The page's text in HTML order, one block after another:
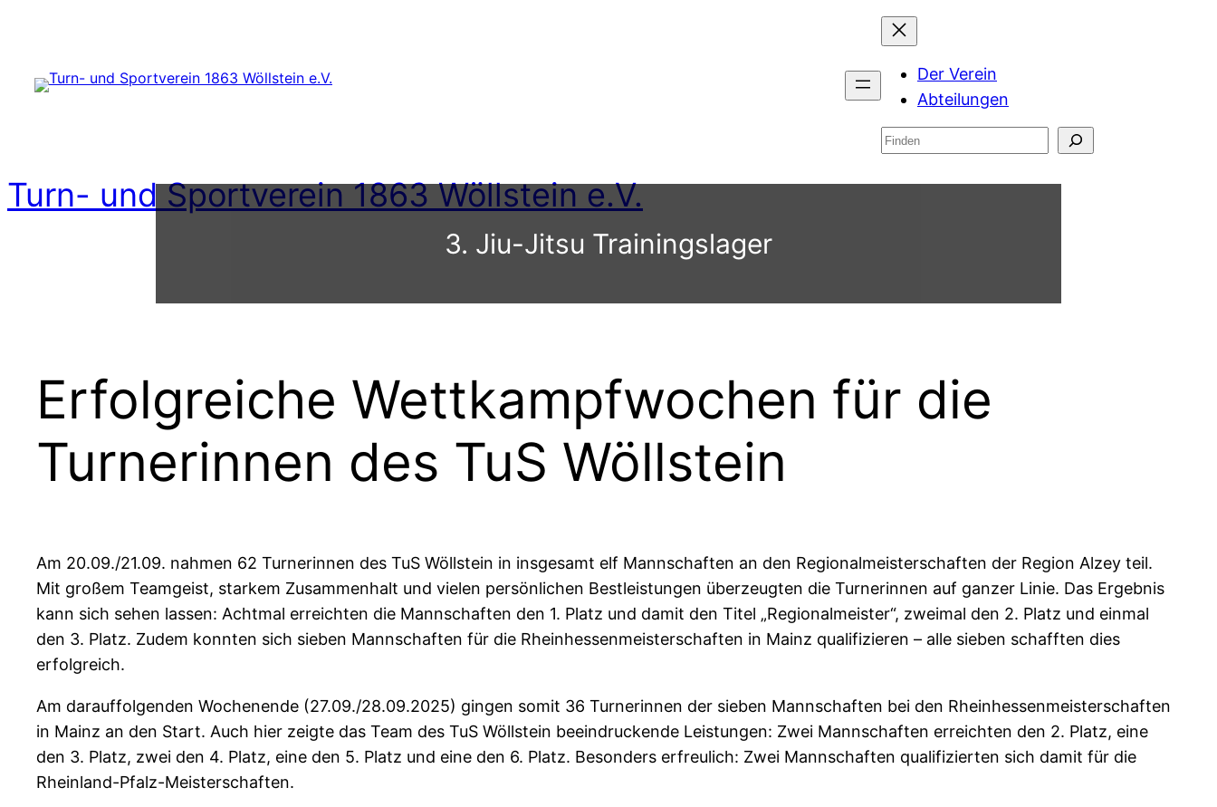
springen
Der Verein
Abteilungen
Suchen
Turn- und Sportverein 1863 Wöllstein e.V.
3. Jiu-Jitsu Trainingslager
Erfolgreiche Wettkampfwochen für die
Turnerinnen des TuS Wöllstein
Am 20.09./21.09. nahmen 62 Turnerinnen des TuS Wöllstein in insgesamt elf Mannschaften an den Regionalmeisterschaften der Region Alzey teil.
Mit großem Teamgeist, starkem Zusammenhalt und vielen persönlichen Bestleistungen überzeugten die Turnerinnen auf ganzer Linie. Das Ergebnis
kann sich sehen lassen: Achtmal erreichten die Mannschaften den 1. Platz und damit den Titel „Regionalmeister“, zweimal den 2. Platz und einmal
den 3. Platz. Zudem konnten sich sieben Mannschaften für die Rheinhessenmeisterschaften in Mainz qualifizieren – alle sieben schafften dies
erfolgreich.
Am darauffolgenden Wochenende (27.09./28.09.2025) gingen somit 36 Turnerinnen der sieben Mannschaften bei den Rheinhessenmeisterschaften
in Mainz an den Start. Auch hier zeigte das Team des TuS Wöllstein beeindruckende Leistungen: Zwei Mannschaften erreichten den 2. Platz, eine
den 3. Platz, zwei den 4. Platz, eine den 5. Platz und eine den 6. Platz. Besonders erfreulich: Zwei Mannschaften qualifizierten sich damit für die
Rheinland-Pfalz-Meisterschaften.